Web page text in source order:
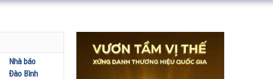
Nhà báo
Đào Bình